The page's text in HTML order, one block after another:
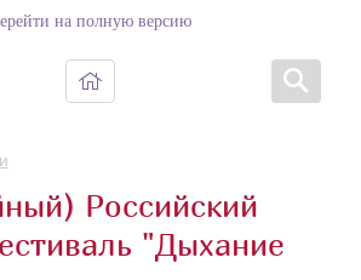
на полную версию
Российский
"Дыхание